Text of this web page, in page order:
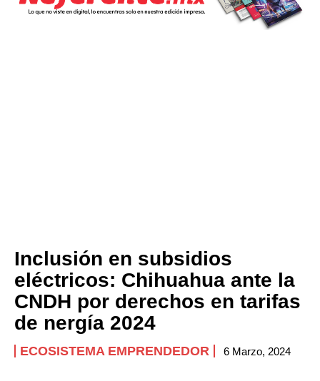
Inclusión en subsidios
eléctricos: Chihuahua ante la
CNDH por derechos en tarifas
de nergía 2024
ECOSISTEMA EMPRENDEDOR 6 Marzo, 2024